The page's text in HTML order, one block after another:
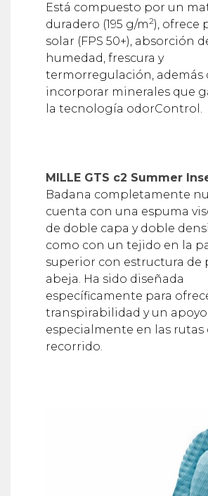
Está compuesto por un
duradero (195 g/m2), ofrece
solar (FPS 50+), absorción
humedad, frescura y
termorregulación, además
incorporar minerales que
la tecnología odorControl.
MILLE GTS c2 Summer
Badana completamente
cuenta con una espuma
de doble capa y doble
como con un tejido en la
superior con estructura de
abeja. Ha sido diseñada
específicamente para
transpirabilidad y un
especialmente en las rutas
recorrido.